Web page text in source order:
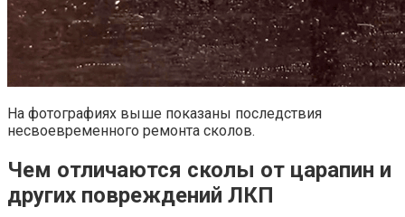
На фотографиях выше показаны последствия
несвоевременного ремонта сколов.
Чем отличаются сколы от царапин и
других повреждений ЛКП